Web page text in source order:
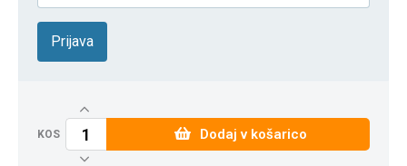
Prijava
KOS Dodaj v košarico